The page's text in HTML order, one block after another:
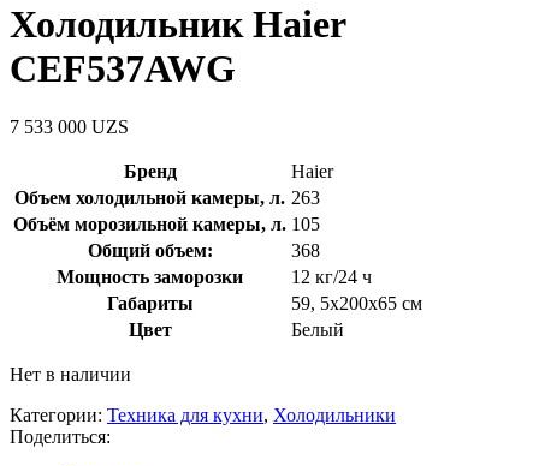
Холодильник Haier
CEF537AWG
7 533 000 UZS
Бренд
Haier
Объем холодильной камеры, л. 263
Объём морозильной камеры, л. 105
Общий объем:
368
Мощность заморозки
12 кг/24 ч
Габариты
59, 5x200x65 см
Цвет
Белый
Нет в наличии
Категории: Техника для кухни, Холодильники
Поделиться: